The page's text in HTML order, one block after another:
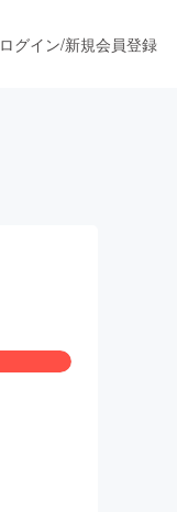
ログイン/新規会員登録